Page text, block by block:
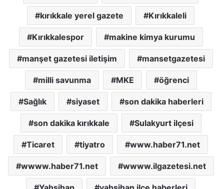
kırıkkale yerel gazete Kırıkkaleli
Kırıkkalespor makine kimya kurumu
manşet gazetesi iletişim mansetgazetesi
milli savunma MKE öğrenci
Sağlık siyaset son dakika haberleri
son dakika kırıkkale Sulakyurt ilçesi
Ticaret tiyatro www.haber71.net
wwww.haber71.net wwww.ilgazetesi.net